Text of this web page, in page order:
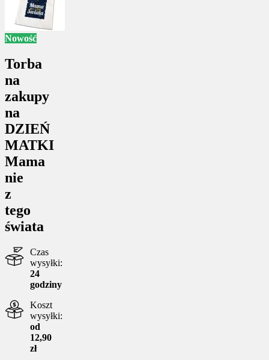
Nowość
Torba
na
zakupy
na
DZIEŃ
MATKI
Mama
nie
z
tego
świata
Czas
wysyłki:
24
godziny
Koszt
wysyłki:
od
12,90
zł